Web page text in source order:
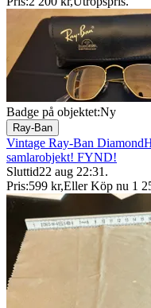
Badge på objektet:Ny
Ray-Ban
Vintage Ray-Ban
samlarobjekt! FYND!
Sluttid22 aug 22:31 .
Pris:599 kr,Eller Köp nu 1